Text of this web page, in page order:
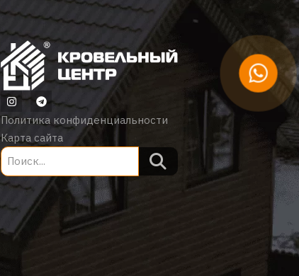
Политика конфиденциальности
Карта сайта